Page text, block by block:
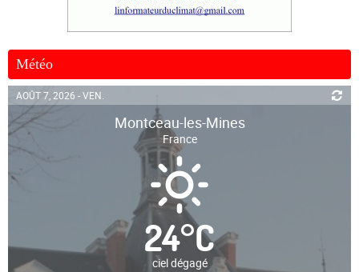
Météo
AOÛT 7, 2026 - VEN.
Montceau-les-Mines
France
24°C
ciel dégagé